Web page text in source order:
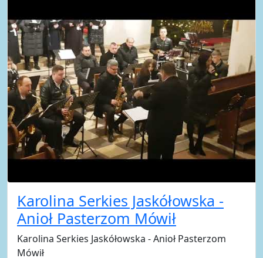
Karolina Serkies Jaskółowska -
Anioł Pasterzom Mówił
Karolina Serkies Jaskółowska - Anioł Pasterzom
Mówił